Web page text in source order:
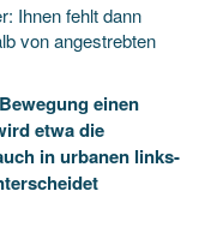
Ihnen fehlt dann
von angestrebten
einen
etwa die
in urbanen links-